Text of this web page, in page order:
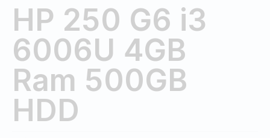
HP 250 G6 i3
6006U 4GB
Ram 500GB
HDD